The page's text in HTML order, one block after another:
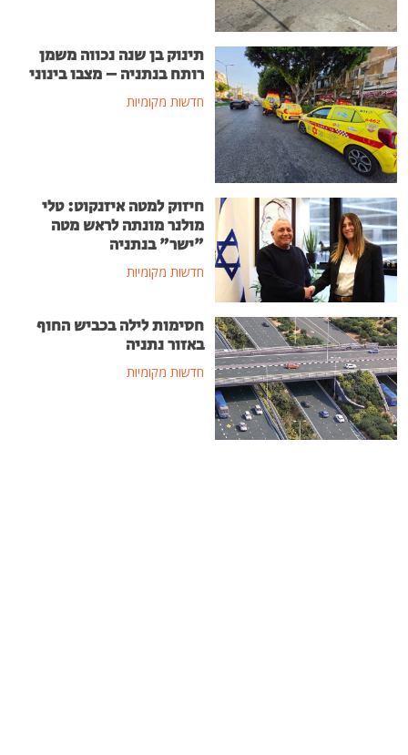
תינוק בן שנה נכווה משמן
רותח בנתניה – מצבו בינוני
חדשות מקומיות
חיזוק למטה איזנקוט: טלי
מולנר מונתה לראש מטה
"ישר" בנתניה
חדשות מקומיות
חסימות לילה בכביש החוף
באזור נתניה
חדשות מקומיות